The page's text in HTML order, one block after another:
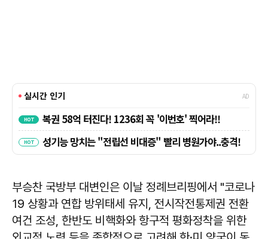
부승찬 국방부 대변인은 이날 정례브리핑에서 "코로나
19 상황과 연합 방위태세 유지, 전시작전통제권 전환
여건 조성, 한반도 비핵화와 항구적 평화정착을 위한